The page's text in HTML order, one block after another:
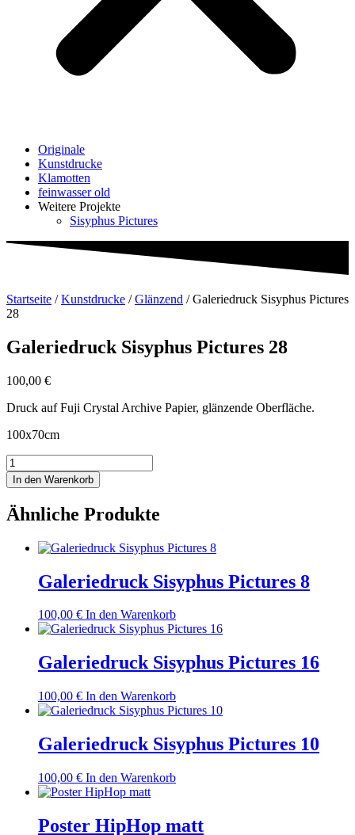
Originale
Kunstdrucke
Klamotten
feinwasser old
Weitere Projekte
Sisyphus Pictures
Startseite /Kunstdrucke /Glänzend / Galeriedruck Sisyphus Pictures
28
Galeriedruck Sisyphus Pictures 28
100,00 €
Druck auf Fuji Crystal Archive Papier, glänzende Oberfläche.
100x70cm
Galeriedruck
Sisyphus
Pictures
28
Menge
In den Warenkorb
Ähnliche Produkte
Galeriedruck Sisyphus Pictures 8
100,00 € In den Warenkorb
Galeriedruck Sisyphus Pictures 16
100,00 € In den Warenkorb
Galeriedruck Sisyphus Pictures 10
100,00 € In den Warenkorb
Poster HipHop matt